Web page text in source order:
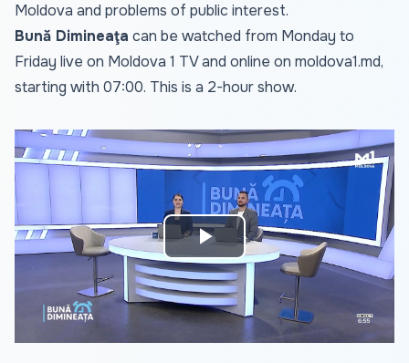
Moldova and problems of public interest.
Bună Dimineaţa can be watched from Monday to
Friday live on Moldova 1 TV and online on moldova1.md,
starting with 07:00. This is a 2-hour show.
Play
Video